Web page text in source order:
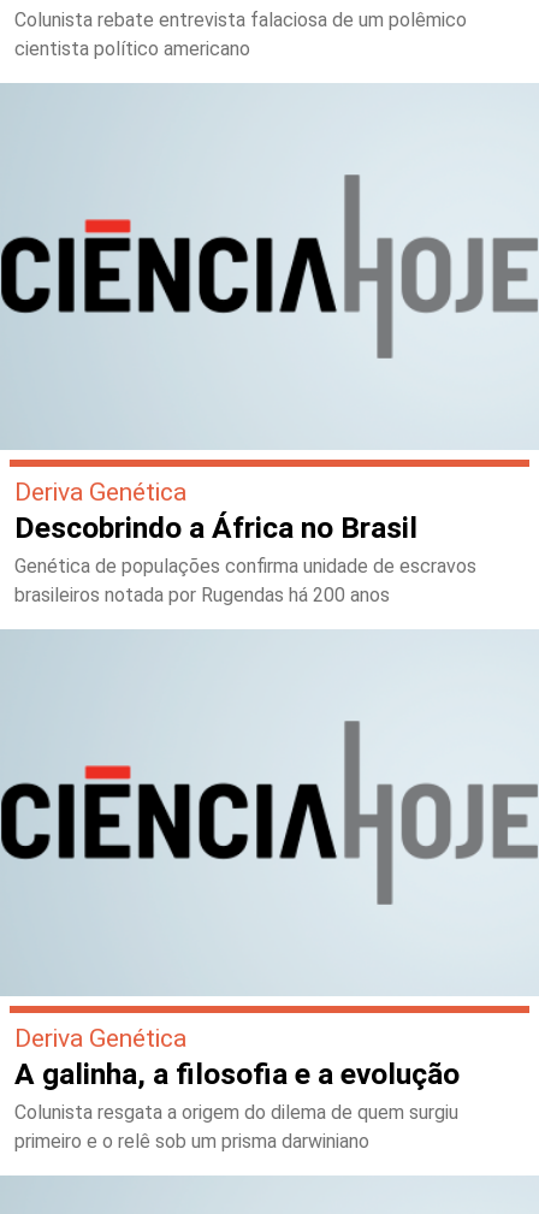
Colunista rebate entrevista falaciosa de um polêmico
cientista político americano
Deriva Genética
Descobrindo a África no Brasil
Genética de populações confirma unidade de escravos
brasileiros notada por Rugendas há 200 anos
Deriva Genética
A galinha, a filosofia e a evolução
Colunista resgata a origem do dilema de quem surgiu
primeiro e o relê sob um prisma darwiniano